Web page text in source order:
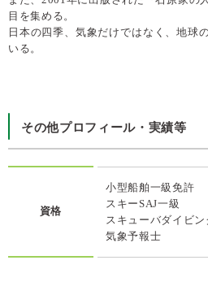
目を集める。
日本の四季、気象だけではなく、地球
いる。
その他プロフィール・実績等
資格
小型船舶一級免許
スキーSAJ一級
スキューバダイビン
気象予報士